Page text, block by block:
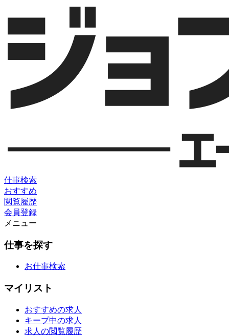
仕事検索
おすすめ
閲覧履歴
会員登録
メニュー
仕事を探す
お仕事検索
マイリスト
おすすめの求人
キープ中の求人
求人の閲覧履歴